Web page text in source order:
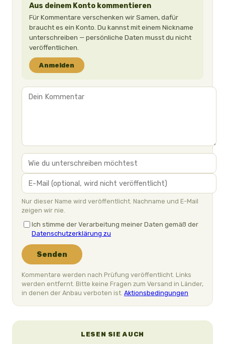
Aus deinem Konto kommentieren
Für Kommentare verschenken wir Samen, dafür
braucht es ein Konto. Du kannst mit einem Nickname
unterschreiben — persönliche Daten musst du nicht
veröffentlichen.
Anmelden
Nur dieser Name wird veröffentlicht. Nachname und E-Mail
zeigen wir nie.
Ich stimme der Verarbeitung meiner Daten gemäß der
Datenschutzerklärung zu
Senden
Kommentare werden nach Prüfung veröffentlicht. Links
werden entfernt. Bitte keine Fragen zum Versand in Länder,
in denen der Anbau verboten ist. Aktionsbedingungen
LESEN SIE AUCH